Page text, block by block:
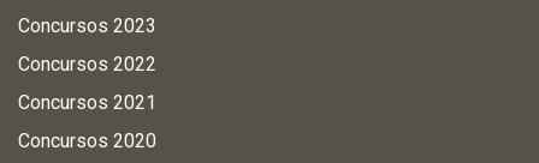
Concursos 2023
Concursos 2022
Concursos 2021
Concursos 2020